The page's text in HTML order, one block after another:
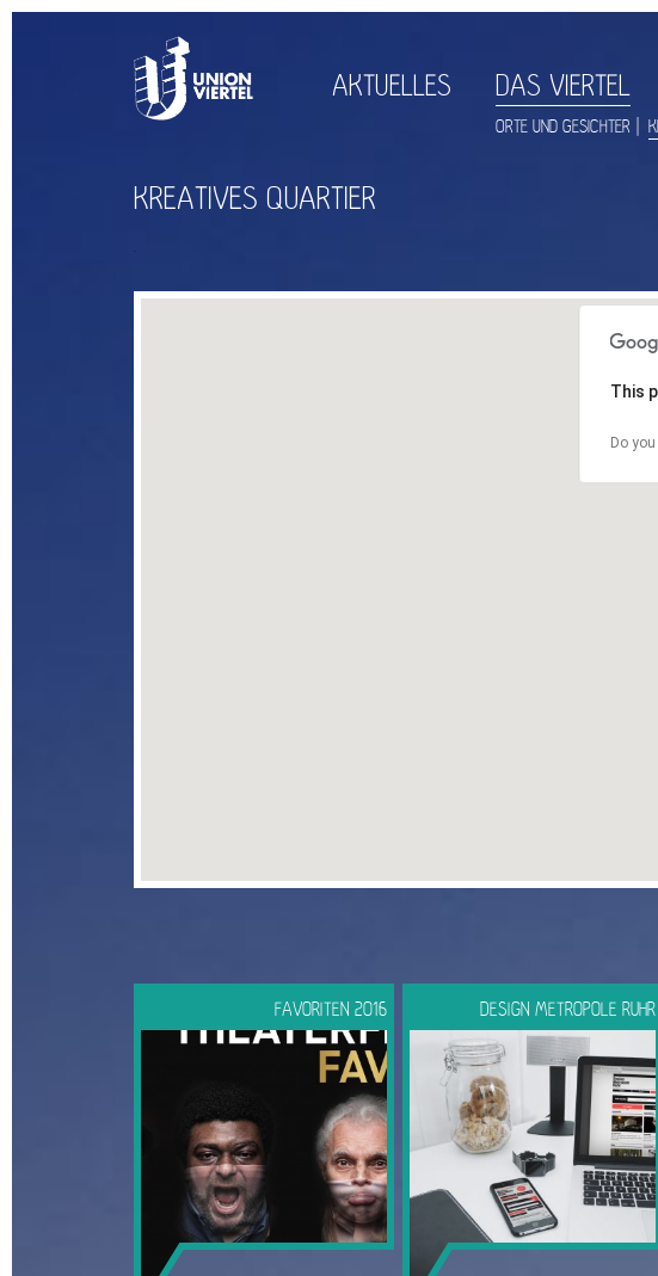
AKTUELLES DAS VIERTEL
ORTE UND GESICHTER
KREATIVES QUARTIER
.
This
Do
FAVORITEN 2016 DESIGN METROPOLE RUHR